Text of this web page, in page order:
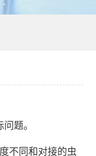
题。
不同和对接的虫